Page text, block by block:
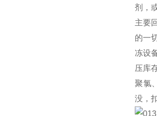
剂，
主要
的一
冻设
压库
聚氯
没，